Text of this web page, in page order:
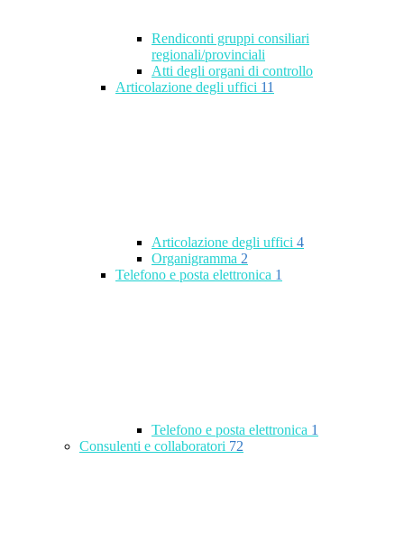
Rendiconti gruppi consiliari
regionali/provinciali
Atti degli organi di controllo
Articolazione degli uffici 11
Articolazione degli uffici 4
Organigramma 2
Telefono e posta elettronica 1
Telefono e posta elettronica 1
Consulenti e collaboratori 72